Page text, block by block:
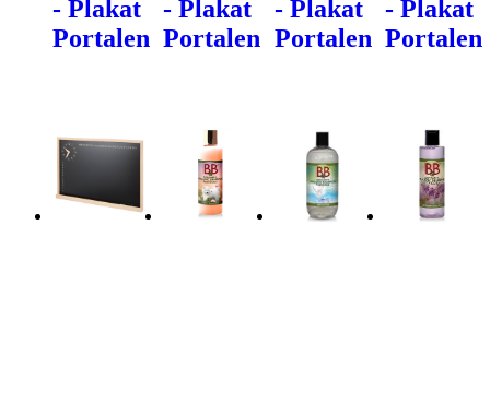
- Plakat
Portalen
- Plakat
Portalen
- Plakat
Portalen
- Plakat
Portalen